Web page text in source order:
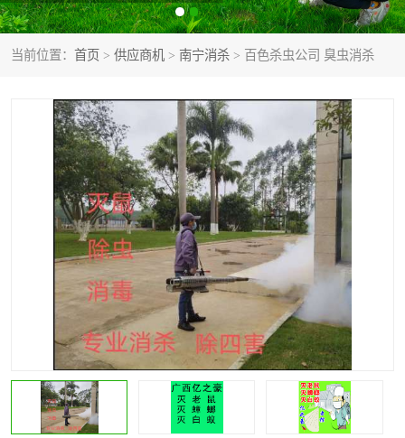
当前位置： 首页 > 供应商机 > 南宁消杀 > 百色杀虫公司 臭虫消杀
南宁除四害 南宁消杀
南宁除虫公司